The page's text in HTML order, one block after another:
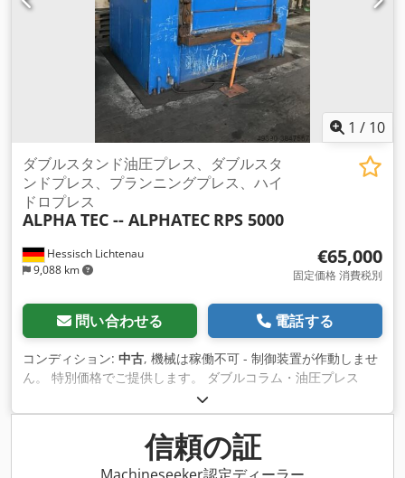
1 / 10
Hessisch Lichtenau
9,088 km
ダブルスタンド油圧プレス、ダブルスタ
ンドプレス、プランニングプレス、ハイ
ドロプレス
ALPHA TEC -- ALPHATEC RPS 5000
€65,000
固定価格 消費税別
問い合わせる 電話する
コンディション: 中古, 機械は稼働不可 - 制御装置が作動しませ
ん。 特別価格でご提供します。 ダブルコラム・油圧プレス
ALPHA TEC -- ALPHATEC 型式 RPS 5000 製造番号：300487
製造年：2006年 加圧能力：500トン 前後のコラム間隔：2520
mm テーブル寸法：2500 x 2500 mm ラム面積：2500 x 2500
mm ラムストローク：600 mm 最大据付高さ：600 mm 床面か
らのテーブル高さ：約900 mm タンク容量：約1000リットル
信頼の証